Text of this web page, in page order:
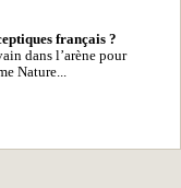
français ?
dans l’arène pour
Nature...